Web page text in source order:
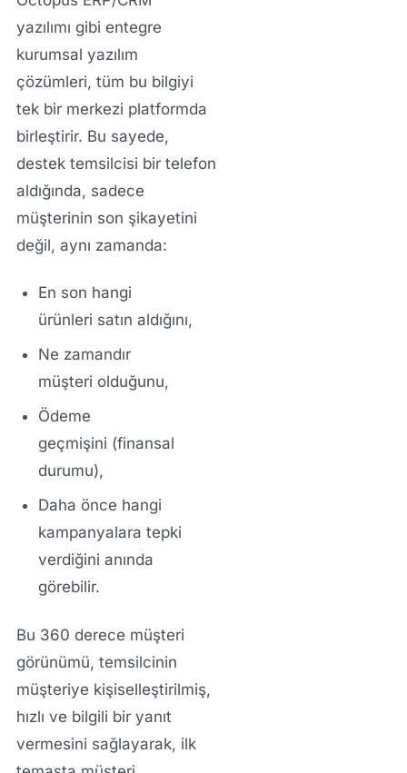
yazılımı gibi entegre
kurumsal yazılım
çözümleri, tüm bu bilgiyi
tek bir merkezi platformda
birleştirir. Bu sayede,
destek temsilcisi bir telefon
aldığında, sadece
müşterinin son şikayetini
değil, aynı zamanda:
En son hangi
ürünleri satın aldığını,
Ne zamandır
müşteri olduğunu,
Ödeme
geçmişini (finansal
durumu),
Daha önce hangi
kampanyalara tepki
verdiğini anında
görebilir.
Bu 360 derece müşteri
görünümü, temsilcinin
müşteriye kişiselleştirilmiş,
hızlı ve bilgili bir yanıt
vermesini sağlayarak, ilk